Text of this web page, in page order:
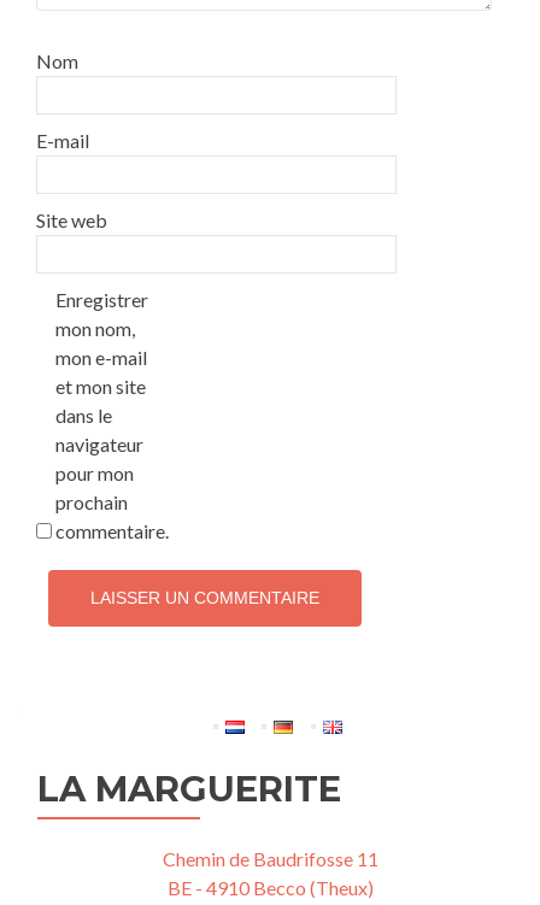
Nom
E-mail
Site web
Enregistrer
mon nom,
mon e-mail
et mon site
dans le
navigateur
pour mon
prochain
commentaire.
LA MARGUERITE
Chemin de Baudrifosse 11
BE - 4910 Becco (Theux)